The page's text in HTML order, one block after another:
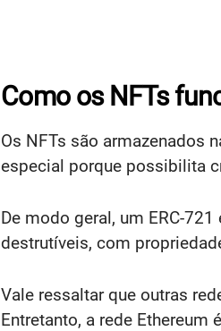
Como os NFTs
Os NFTs são armazenados
especial porque possibilita
De modo geral, um ERC-
destrutíveis, com
Vale ressaltar que outras
Entretanto, a rede Ethereum